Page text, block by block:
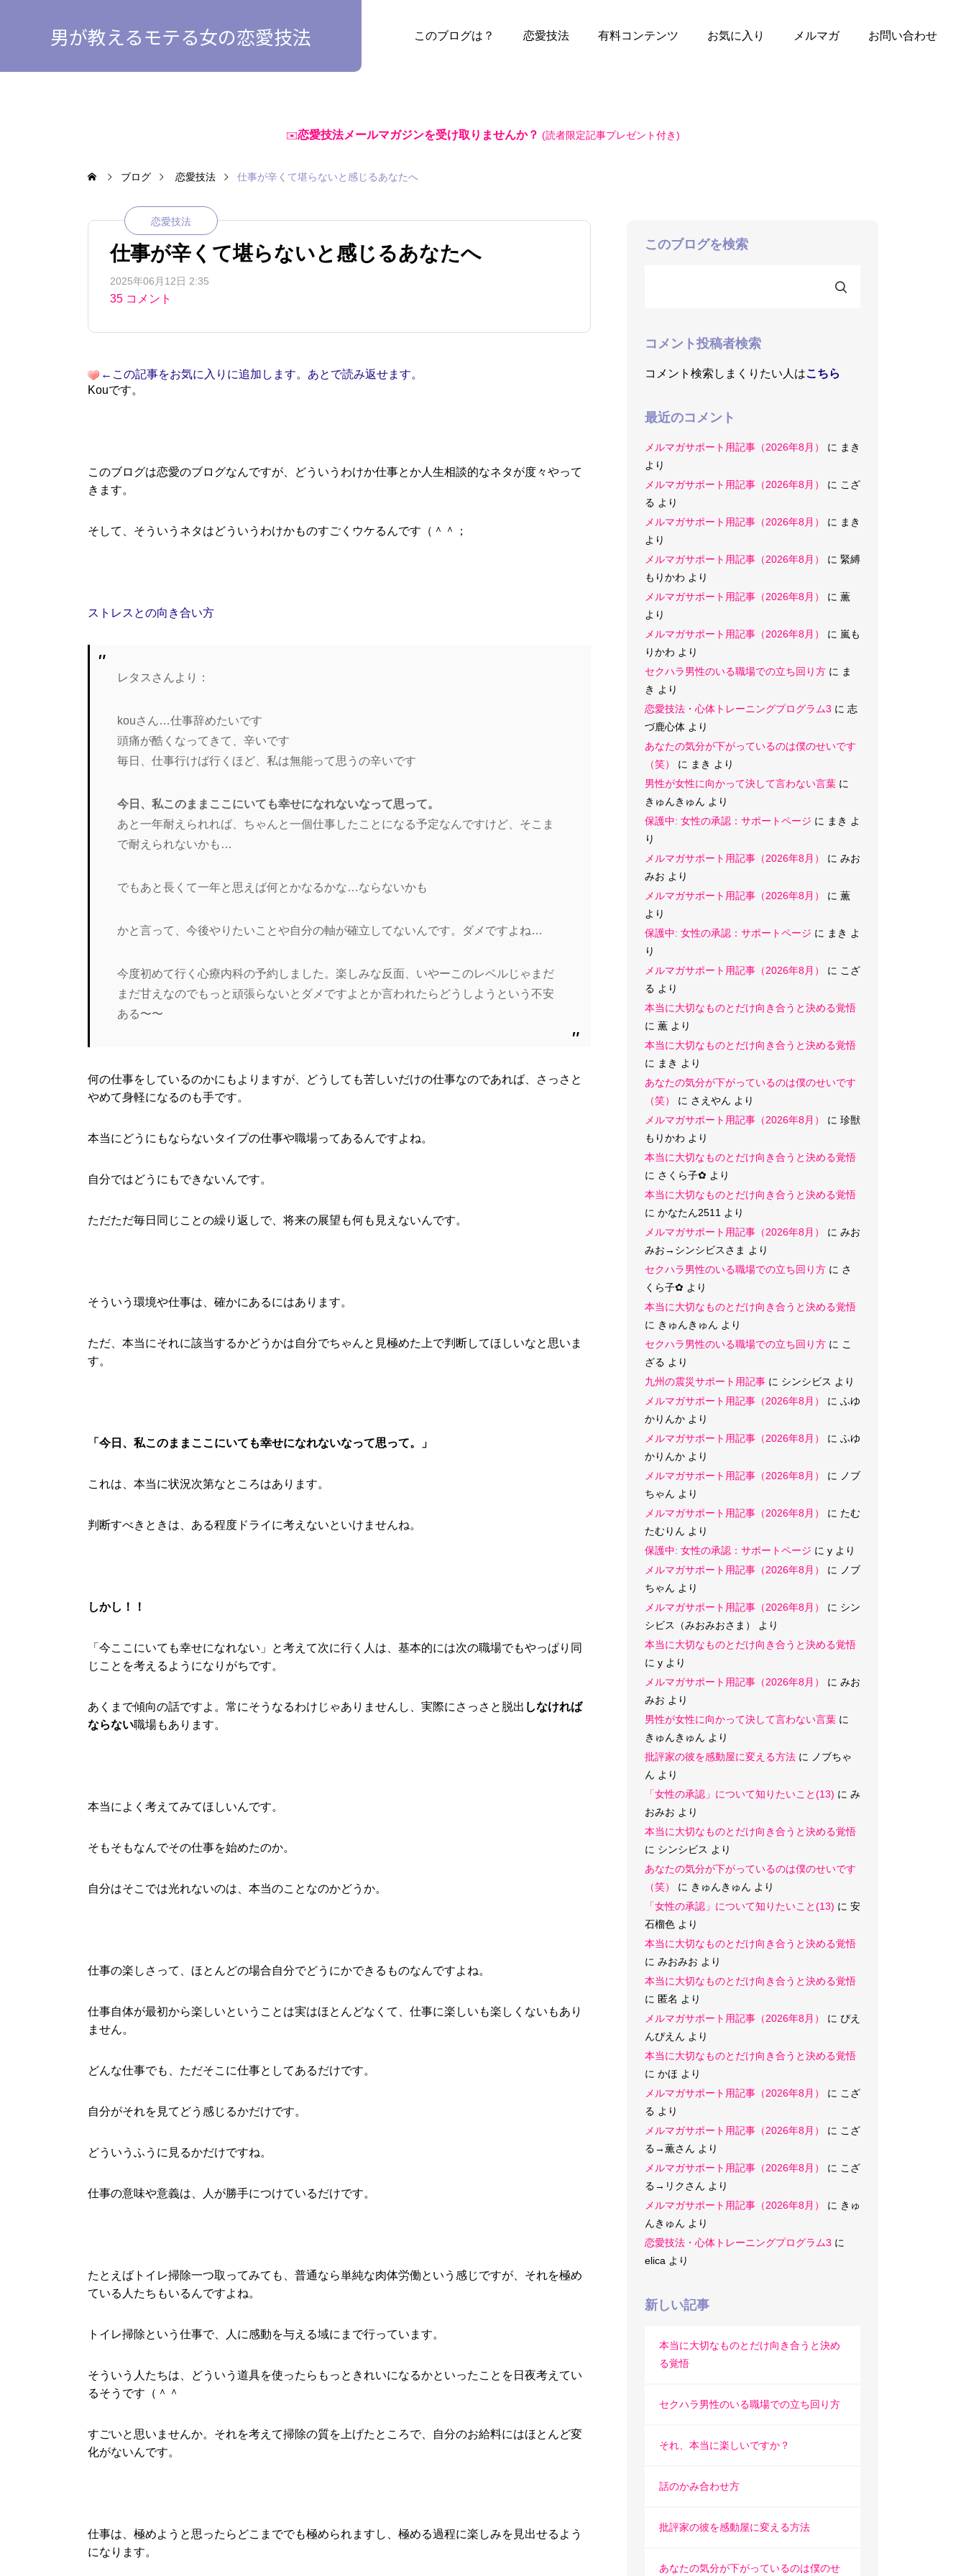
男が教えるモテる女の恋愛技法 このブログは？ 恋愛技法 有料コンテンツ お気に入り メルマガ お問い合わせ
✉️恋愛技法メールマガジンを受け取りませんか？ (読者限定記事プレゼント付き)
ブログ 恋愛技法 仕事が辛くて堪らないと感じるあなたへ
恋愛技法
仕事が辛くて堪らないと感じるあなたへ
2025年06月12日 2:35
35 コメント
←この記事をお気に入りに追加します。あとで読み返せます。
Kouです。
このブログは恋愛のブログなんですが、どういうわけか仕事とか人生相談的なネタが度々やって
きます。
そして、そういうネタはどういうわけかものすごくウケるんです（＾＾；
ストレスとの向き合い方
レタスさんより：
kouさん…仕事辞めたいです
頭痛が酷くなってきて、辛いです
毎日、仕事行けば行くほど、私は無能って思うの辛いです
今日、私このままここにいても幸せになれないなって思って。
あと一年耐えられれば、ちゃんと一個仕事したことになる予定なんですけど、そこま
で耐えられないかも…
でもあと長くて一年と思えば何とかなるかな…ならないかも
かと言って、今後やりたいことや自分の軸が確立してないんです。ダメですよね…
今度初めて行く心療内科の予約しました。楽しみな反面、いやーこのレベルじゃまだ
まだ甘えなのでもっと頑張らないとダメですよとか言われたらどうしようという不安
ある〜〜
何の仕事をしているのかにもよりますが、どうしても苦しいだけの仕事なのであれば、さっさと
やめて身軽になるのも手です。
本当にどうにもならないタイプの仕事や職場ってあるんですよね。
自分ではどうにもできないんです。
ただただ毎日同じことの繰り返しで、将来の展望も何も見えないんです。
そういう環境や仕事は、確かにあるにはあります。
ただ、本当にそれに該当するかどうかは自分でちゃんと見極めた上で判断してほしいなと思いま
す。
「今日、私このままここにいても幸せになれないなって思って。」
これは、本当に状況次第なところはあります。
判断すべきときは、ある程度ドライに考えないといけませんね。
しかし！！
「今ここにいても幸せになれない」と考えて次に行く人は、基本的には次の職場でもやっぱり同
じことを考えるようになりがちです。
あくまで傾向の話ですよ。常にそうなるわけじゃありませんし、実際にさっさと脱出 しなければ
ならない職場もあります。
本当によく考えてみてほしいんです。
そもそもなんでその仕事を始めたのか。
自分はそこでは光れないのは、本当のことなのかどうか。
仕事の楽しさって、ほとんどの場合自分でどうにかできるものなんですよね。
仕事自体が最初から楽しいということは実はほとんどなくて、仕事に楽しいも楽しくないもあり
ません。
どんな仕事でも、ただそこに仕事としてあるだけです。
自分がそれを見てどう感じるかだけです。
どういうふうに見るかだけですね。
仕事の意味や意義は、人が勝手につけているだけです。
たとえばトイレ掃除一つ取ってみても、普通なら単純な肉体労働という感じですが、それを極め
ている人たちもいるんですよね。
トイレ掃除という仕事で、人に感動を与える域にまで行っています。
そういう人たちは、どういう道具を使ったらもっときれいになるかといったことを日夜考えてい
るそうです（＾＾
すごいと思いませんか。それを考えて掃除の質を上げたところで、自分のお給料にはほとんど変
化がないんです。
仕事は、極めようと思ったらどこまででも極められますし、極める過程に楽しみを見出せるよう
になります。
このブログを検索
コメント投稿者検索
コメント検索しまくりたい人はこちら
最近のコメント
メルマガサポート用記事（2026年8月） に まき
より
メルマガサポート用記事（2026年8月）
に こざ
る より
メルマガサポート用記事（2026年8月）
に まき
より
メルマガサポート用記事（2026年8月）
に 緊縛
もりかわ より
メルマガサポート用記事（2026年8月）
に 薫
より
メルマガサポート用記事（2026年8月）
に 嵐も
りかわ より
セクハラ男性のいる職場での立ち回り方 に ま
き より
恋愛技法・心体トレーニングプログラム3 に 志
づ鹿心体 より
あなたの気分が下がっているのは僕のせいです
（笑）
に まき より
男性が女性に向かって決して言わない言葉 に
きゅんきゅん より
保護中: 女性の承認：サポートページ に まき よ
り
メルマガサポート用記事（2026年8月）
に みお
みお より
メルマガサポート用記事（2026年8月）
に 薫
より
保護中: 女性の承認：サポートページ に まき よ
り
メルマガサポート用記事（2026年8月）
に こざ
る より
本当に大切なものとだけ向き合うと決める覚悟
に 薫 より
本当に大切なものとだけ向き合うと決める覚悟
に まき より
あなたの気分が下がっているのは僕のせいです
（笑）
に さえやん より
メルマガサポート用記事（2026年8月）
に 珍獣
もりかわ より
本当に大切なものとだけ向き合うと決める覚悟
に さくら子‪✿ より
本当に大切なものとだけ向き合うと決める覚悟
に かなたん2511 より
メルマガサポート用記事（2026年8月）
に みお
みお→シンシビスさま より
セクハラ男性のいる職場での立ち回り方 に さ
くら子‪✿ より
本当に大切なものとだけ向き合うと決める覚悟
に きゅんきゅん より
セクハラ男性のいる職場での立ち回り方 に こ
ざる より
九州の震災サポート用記事 に シンシビス より
メルマガサポート用記事（2026年8月）
に ふゆ
かりんか より
メルマガサポート用記事（2026年8月）
に ふゆ
かりんか より
メルマガサポート用記事（2026年8月）
に
ノブ
ちゃん より
メルマガサポート用記事（2026年8月）
に たむ
たむりん より
保護中: 女性の承認：サポートページ に y より
メルマガサポート用記事（2026年8月）
に
ノブ
ちゃん より
メルマガサポート用記事（2026年8月）
に シン
シビス（みおみおさま）
より
本当に大切なものとだけ向き合うと決める覚悟
に y より
メルマガサポート用記事（2026年8月）
に みお
みお より
男性が女性に向かって決して言わない言葉 に
きゅんきゅん より
批評家の彼を感動屋に変える方法 に
ノブちゃ
ん より
「女性の承認」について知りたいこと(13) に み
おみお より
本当に大切なものとだけ向き合うと決める覚悟
に シンシビス より
あなたの気分が下がっているのは僕のせいです
（笑）
に きゅんきゅん より
「女性の承認」について知りたいこと(13) に 安
石榴色 より
本当に大切なものとだけ向き合うと決める覚悟
に みおみお より
本当に大切なものとだけ向き合うと決める覚悟
に 匿名 より
メルマガサポート用記事（2026年8月）
に ぴえ
んぴえん より
本当に大切なものとだけ向き合うと決める覚悟
に かほ より
メルマガサポート用記事（2026年8月）
に こざ
る より
メルマガサポート用記事（2026年8月）
に こざ
る→薫さん より
メルマガサポート用記事（2026年8月）
に こざ
る→リクさん より
メルマガサポート用記事（2026年8月）
に きゅ
んきゅん より
恋愛技法・心体トレーニングプログラム3 に
elica より
新しい記事
本当に大切なものとだけ向き合うと決め
る覚悟
セクハラ男性のいる職場での立ち回り方
それ、本当に楽しいですか？
話のかみ合わせ方
批評家の彼を感動屋に変える方法
あなたの気分が下がっているのは僕のせ